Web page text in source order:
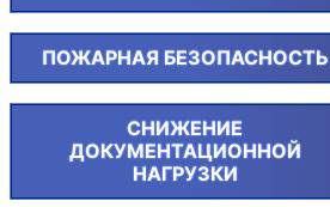
ПОЖАРНАЯ БЕЗОПАСНОСТЬ
СНИЖЕНИЕ
ДОКУМЕНТАЦИОННОЙ
НАГРУЗКИ